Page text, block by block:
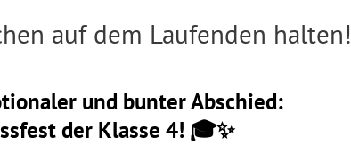
auf dem Laufenden halten!
und bunter Abschied:
der Klasse 4! 🎓✨